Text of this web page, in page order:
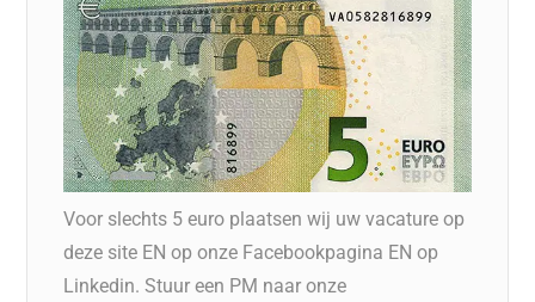
Voor slechts 5 euro plaatsen wij uw vacature op
deze site EN op onze Facebookpagina EN op
Linkedin. Stuur een PM naar onze